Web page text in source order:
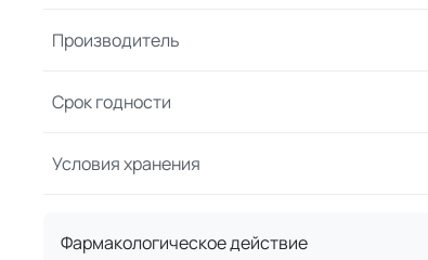
Производитель
Срок годности
Условия хранения
Фармакологическое действие